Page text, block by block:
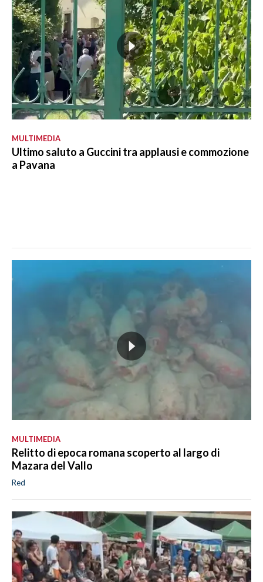
MULTIMEDIA
Ultimo saluto a Guccini tra applausi e commozione
a Pavana
MULTIMEDIA
Relitto di epoca romana scoperto al largo di
Mazara del Vallo
Red